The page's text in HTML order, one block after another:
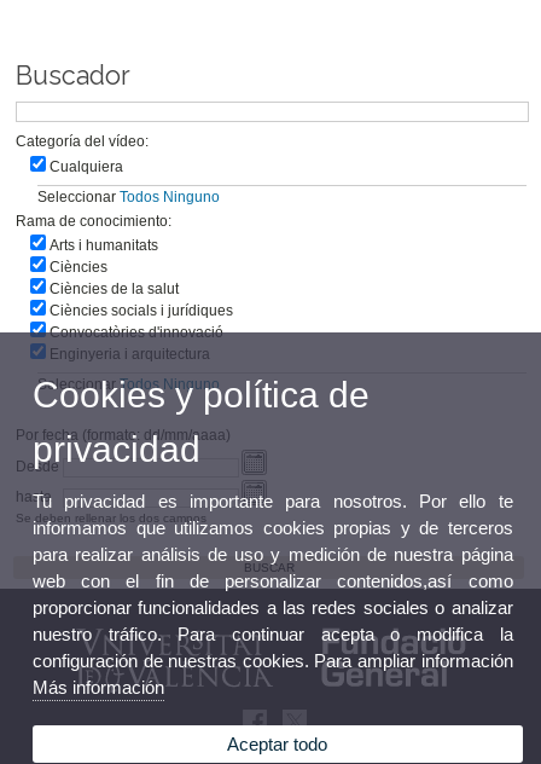
Buscador
Categoría del vídeo:
Cualquiera
SeleccionarTodos Ninguno
Rama de conocimiento:
Arts i humanitats
Ciències
Ciències de la salut
Ciències socials i jurídiques
Convocatòries d'innovació
Enginyeria i arquitectura
SeleccionarTodos Ninguno
Por fecha (formato: dd/mm/aaaa)
Desde
hasta
Se deben rellenar los dos campos
Cookies y política de
privacidad
Tu privacidad es importante para nosotros. Por ello te
informamos que utilizamos cookies propias y de terceros
para realizar análisis de uso y medición de nuestra página
web con el fin de personalizar contenidos,así como
proporcionar funcionalidades a las redes sociales o analizar
nuestro tráfico. Para continuar acepta o modifica la
configuración de nuestras cookies. Para ampliar información
Más información
Aceptar todo